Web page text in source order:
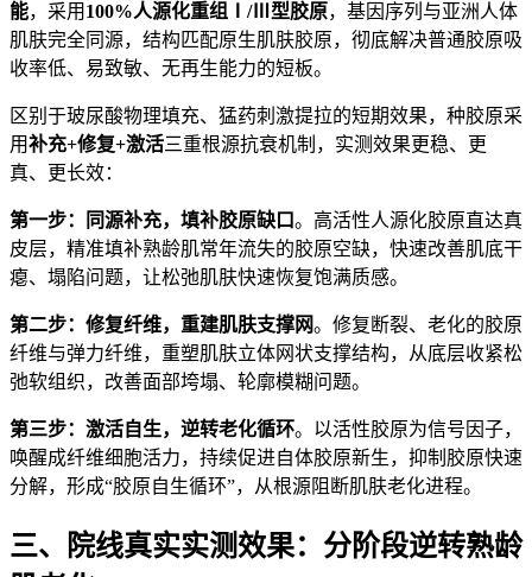
能，采用 100%人源化重组Ⅰ/Ⅲ型胶原，基因序列与亚洲人体
肌肤完全同源，结构匹配原生肌肤胶原，彻底解决普通胶原吸
收率低、易致敏、无再生能力的短板。
区别于玻尿酸物理填充、猛药刺激提拉的短期效果，种胶原采
用补充+修复+激活三重根源抗衰机制，实测效果更稳、更
真、更长效：
第一步：同源补充，填补胶原缺口。高活性人源化胶原直达真
皮层，精准填补熟龄肌常年流失的胶原空缺，快速改善肌底干
瘪、塌陷问题，让松弛肌肤快速恢复饱满质感。
第二步：修复纤维，重建肌肤支撑网。修复断裂、老化的胶原
纤维与弹力纤维，重塑肌肤立体网状支撑结构，从底层收紧松
弛软组织，改善面部垮塌、轮廓模糊问题。
第三步：激活自生，逆转老化循环。以活性胶原为信号因子，
唤醒成纤维细胞活力，持续促进自体胶原新生，抑制胶原快速
分解，形成“胶原自生循环”，从根源阻断肌肤老化进程。
三、院线真实实测效果：分阶段逆转熟龄